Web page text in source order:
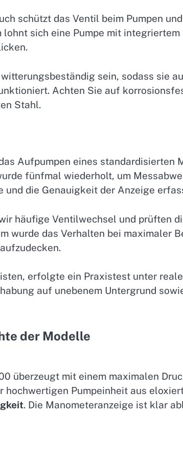
schützt das Ventil beim Pumpen
lohnt sich eine Pumpe mit
sein, sodass sie
Achten Sie auf
Stahl.
Aufpumpen eines standardisierten
fünfmal wiederholt, um
und die Genauigkeit der Anzeige
häufige Ventilwechsel und prüften
wurde das Verhalten bei maximaler
erfolgte ein Praxistest unter
auf unebenem Untergrund
der Modelle
überzeugt mit einem maximalen
hochwertigen Pumpeinheit aus
. Die Manometeranzeige ist klar